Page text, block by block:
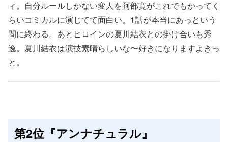
ィ。自分ルールしかない変人を阿部寛がこれでもかってく
らいコミカルに演じてて面白い。1話が本当にあっという
間に終わる。あとヒロインの夏川結衣との掛け合いも秀
逸。夏川結衣は演技素晴らしいな〜好きになりますよきっ
と。
第2位『アンナチュラル』